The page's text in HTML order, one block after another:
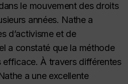
le mouvement des droits
années. Nathe a
d’activisme et de
a constaté que la méthode
efficace. À travers différentes
a une excellente